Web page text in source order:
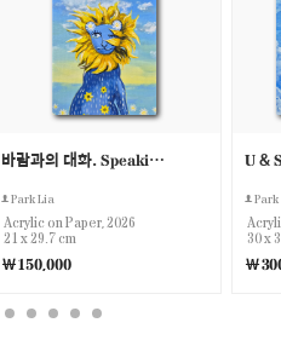
바람과의 대화. Speaking with the Wind
Park Lia
Acrylic on Paper, 2026
21 x 29.7 cm
￦150,000
U &
30 x
￦